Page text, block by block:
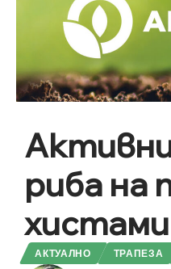
риба на
АКТУАЛНО ТРАПЕЗА